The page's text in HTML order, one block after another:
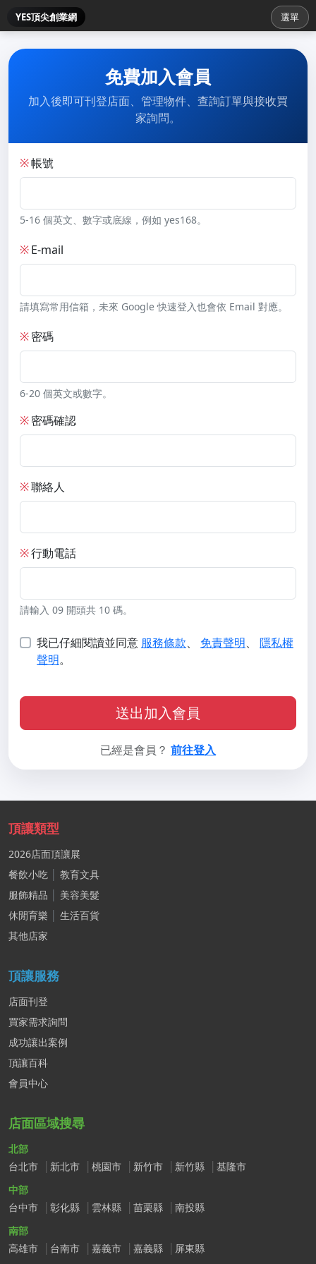
YES頂尖創業網 選單
免費加入會員
加入後即可刊登店面、管理物件、查詢訂單與接收買
家詢問。
※帳號
5-16 個英文、數字或底線，例如 yes168。
※E-mail
請填寫常用信箱，未來 Google 快速登入也會依 Email 對應。
※密碼
6-20 個英文或數字。
※密碼確認
※聯絡人
※行動電話
請輸入 09 開頭共 10 碼。
我已仔細閱讀並同意 服務條款、 免責聲明、 隱私權
聲明。
送出加入會員
已經是會員？ 前往登入
頂讓類型
2026店面頂讓展
餐飲小吃
教育文具
服飾精品
美容美髮
休閒育樂
生活百貨
其他店家
頂讓服務
店面刊登
買家需求詢問
成功讓出案例
頂讓百科
會員中心
店面區域搜尋
北部
台北市
新北市 桃園市 新竹市 新竹縣
基隆市
中部
台中市
彰化縣 雲林縣 苗栗縣
南投縣
南部
高雄市
台南市 嘉義市 嘉義縣 屏東縣